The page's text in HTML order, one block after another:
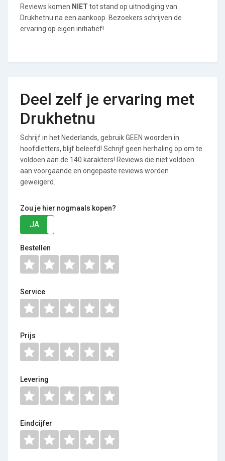
Reviews komen NIET tot stand op uitnodiging van
Drukhetnu na een aankoop. Bezoekers schrijven de
ervaring op eigen initiatief!
Deel zelf je ervaring met
Drukhetnu
Schrijf in het Nederlands, gebruik GEEN woorden in
hoofdletters, blijf beleefd! Schrijf geen herhaling op om te
voldoen aan de 140 karakters! Reviews die niet voldoen
aan voorgaande en ongepaste reviews worden
geweigerd.
Zou je hier nogmaals kopen?
JA
Bestellen
Service
Prijs
Levering
Eindcijfer